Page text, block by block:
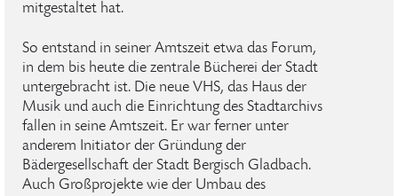
mitgestaltet hat.
So entstand in seiner Amtszeit etwa das Forum,
in dem bis heute die zentrale Bücherei der Stadt
untergebracht ist. Die neue VHS, das Haus der
Musik und auch die Einrichtung des Stadtarchivs
fallen in seine Amtszeit. Er war ferner unter
anderem Initiator der Gründung der
Bädergesellschaft der Stadt Bergisch Gladbach.
Auch Großprojekte wie der Umbau des